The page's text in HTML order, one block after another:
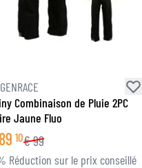
Combinaison de Pluie 2PC
Jaune Fluo
89 10€99
Réduction sur le prix conseillé